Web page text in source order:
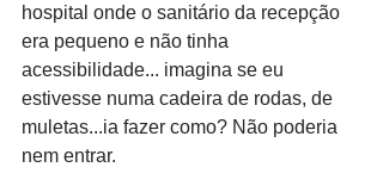
hospital onde o sanitário da recepção
era pequeno e não tinha
acessibilidade... imagina se eu
estivesse numa cadeira de rodas, de
muletas...ia fazer como? Não poderia
nem entrar.